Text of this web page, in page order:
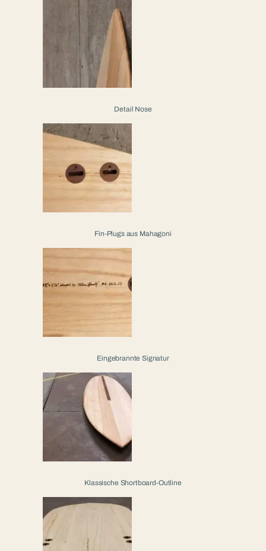
Detail Nose
Fin-Plugs aus Mahagoni
Eingebrannte Signatur
Klassische Shortboard-Outline